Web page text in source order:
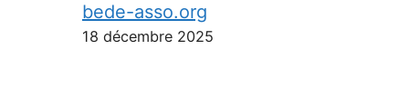
bede-asso.org
18 décembre 2025